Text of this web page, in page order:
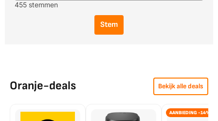
455 stemmen
Stem
Oranje-deals Bekijk alle deals
AANBIEDING -14%